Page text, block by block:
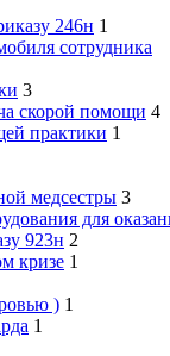
246н 1
сотрудника
3
скорой помощи 4
практики 1
медсестры 3
для
923н 2
кризе 1
) 1
1